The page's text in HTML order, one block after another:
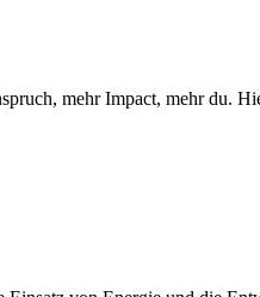
mehr Impact, mehr du.